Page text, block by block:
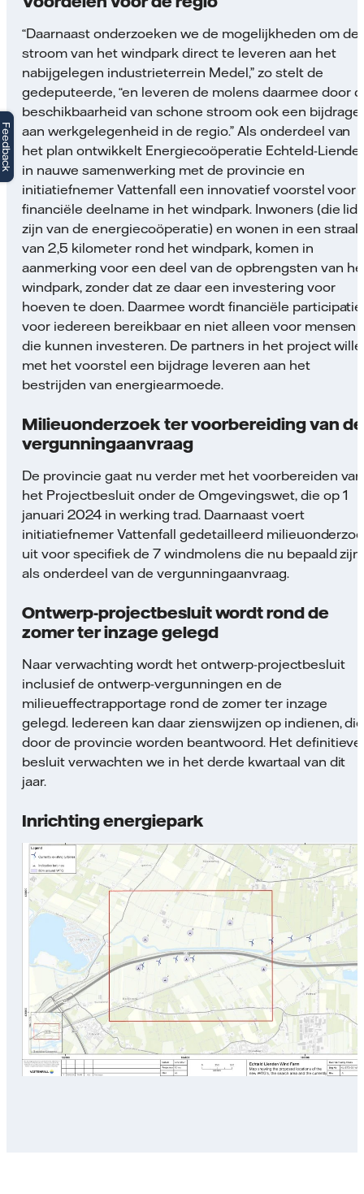
“Daarnaast onderzoeken we de mogelijkheden om de
stroom van het windpark direct te leveren aan het
nabijgelegen industrieterrein Medel,” zo stelt de
gedeputeerde, “en leveren de molens daarmee door
beschikbaarheid van schone stroom ook een bijdrage
aan werkgelegenheid in de regio.” Als onderdeel van
het plan ontwikkelt Energiecoöperatie Echteld-
in nauwe samenwerking met de provincie en
initiatiefnemer Vattenfall een innovatief voorstel voor
financiële deelname in het windpark. Inwoners (die lid
zijn van de energiecoöperatie) en wonen in een straal
van 2,5 kilometer rond het windpark, komen in
aanmerking voor een deel van de opbrengsten van
windpark, zonder dat ze daar een investering voor
hoeven te doen. Daarmee wordt financiële participatie
voor iedereen bereikbaar en niet alleen voor mensen
die kunnen investeren. De partners in het project
met het voorstel een bijdrage leveren aan het
bestrijden van energiearmoede.
Milieuonderzoek ter voorbereiding van de
vergunningaanvraag
De provincie gaat nu verder met het voorbereiden van
het Projectbesluit onder de Omgevingswet, die op 1
januari 2024 in werking trad. Daarnaast voert
initiatiefnemer Vattenfall gedetailleerd
uit voor specifiek de 7 windmolens die nu bepaald zijn
als onderdeel van de vergunningaanvraag.
Ontwerp-projectbesluit wordt rond de
zomer ter inzage gelegd
Naar verwachting wordt het ontwerp-projectbesluit
inclusief de ontwerp-vergunningen en de
milieueffectrapportage rond de zomer ter inzage
gelegd. Iedereen kan daar zienswijzen op indienen, die
door de provincie worden beantwoord. Het definitieve
besluit verwachten we in het derde kwartaal van dit
jaar.
Inrichting energiepark
Feedback